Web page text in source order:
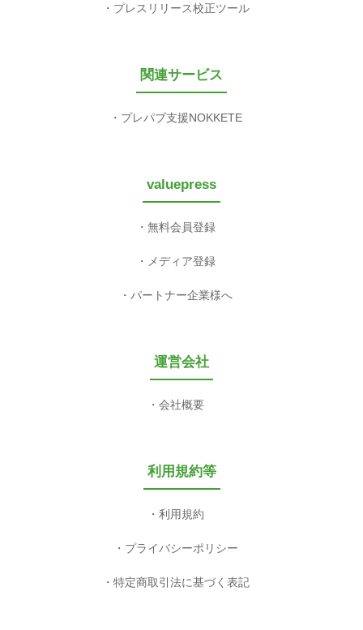
プレスリリース校正ツール
関連サービス
プレパブ支援NOKKETE
valuepress
無料会員登録
メディア登録
パートナー企業様へ
運営会社
会社概要
利用規約等
利用規約
プライバシーポリシー
特定商取引法に基づく表記